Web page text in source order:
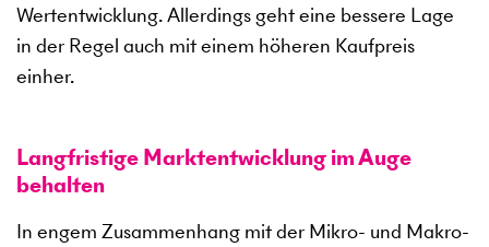
Wertentwicklung. Allerdings geht eine bessere Lage
in der Regel auch mit einem höheren Kaufpreis
einher.
Langfristige Marktentwicklung im Auge
behalten
In engem Zusammenhang mit der Mikro- und Makro-